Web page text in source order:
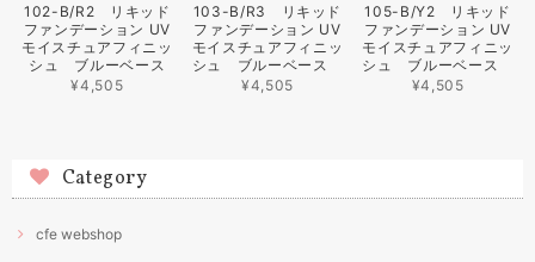
102-B/R2 リキッド
ファンデーション UV
モイスチュアフィニッ
シュ ブルーベース
¥4,505
103-B/R3 リキッド
ファンデーション UV
モイスチュアフィニッ
シュ ブルーベース
¥4,505
105-B/Y2 リキッド
ファンデーション UV
モイスチュアフィニッ
シュ ブルーベース
¥4,505
Category
cfe webshop